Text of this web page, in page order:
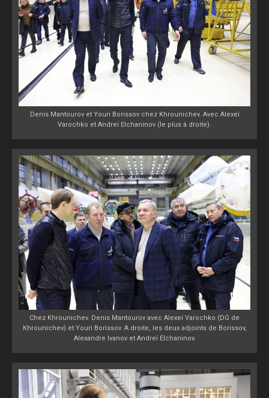
Denis Mantourov et Youri Borissov chez Khrounichev. Avec Alexeï
Varochko et Andreï Elchaninov (le plus à droite).
Chez Khrounichev. Denis Mantourov avec Alexeï Varochko (DG de
Khrounichev) et Youri Borissov. A droite, les deux adjoints de Borissov,
Alexandre Ivanov et Andreï Elchaninov.